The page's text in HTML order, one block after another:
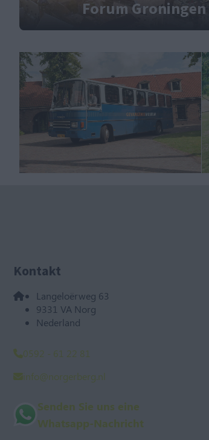
Forum Groningen
Kontakt
Langeloërweg 63
9331 VA Norg
Nederland
0592 - 61 22 81
info@norgerberg.nl
Senden Sie uns eine
Whatsapp-Nachricht